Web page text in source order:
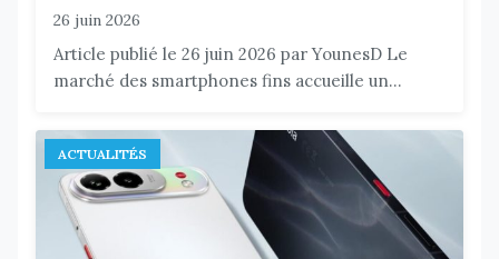
26 juin 2026
Article publié le 26 juin 2026 par YounesD Le
marché des smartphones fins accueille un...
ACTUALITÉS